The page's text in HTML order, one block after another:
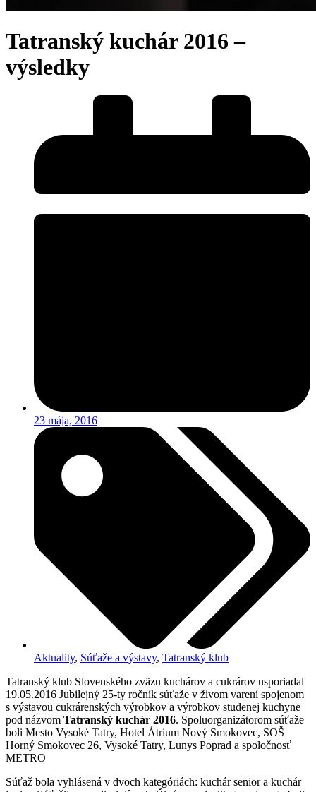
Tatranský kuchár 2016 –
výsledky
23 mája, 2016
Aktuality, Súťaže a výstavy, Tatranský klub
Tatranský klub Slovenského zväzu kuchárov a cukrárov usporiadal
19.05.2016 Jubilejný 25-ty ročník súťaže v živom varení spojenom
s výstavou cukrárenských výrobkov a výrobkov studenej kuchyne
pod názvom Tatranský kuchár 2016. Spoluorganizátorom súťaže
boli Mesto Vysoké Tatry, Hotel Átrium Nový Smokovec, SOŠ
Horný Smokovec 26, Vysoké Tatry, Lunys Poprad a spoločnosť
METRO
Súťaž bola vyhlásená v dvoch kategóriách: kuchár senior a kuchár